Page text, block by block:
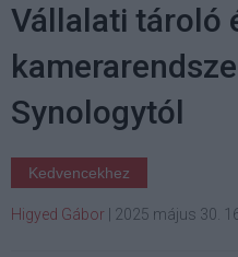
Vállalati tároló
Synologytól
Kedvencekhez
Higyed Gábor 2025 május 30.